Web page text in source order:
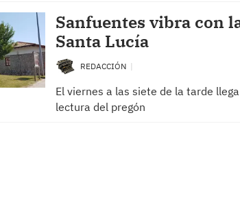
Sanfuentes vibra con
Santa Lucía
REDACCIÓN
El viernes a las siete de la tarde
lectura del pregón